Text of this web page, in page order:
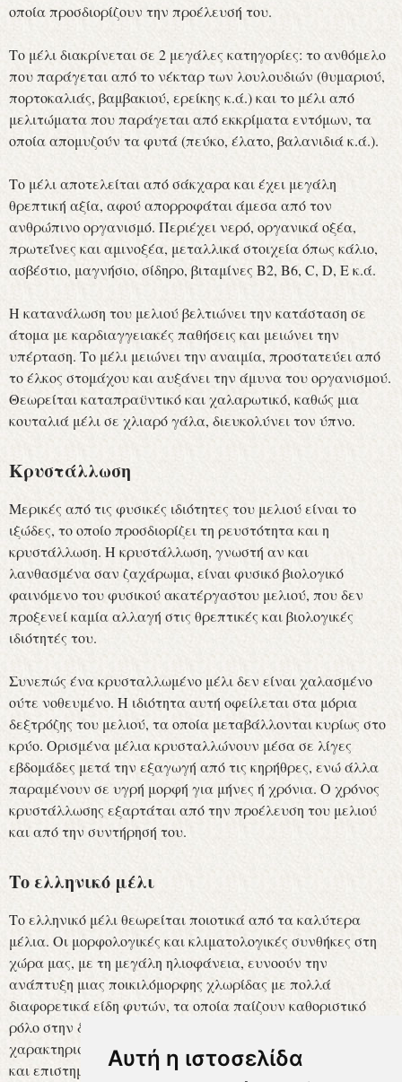
Αυτή η ιστοσελίδα
οποία προσδιορίζουν την προέλευσή του.
Το μέλι διακρίνεται σε 2 μεγάλες κατηγορίες: το ανθόμελο
που παράγεται από το νέκταρ των λουλουδιών (θυμαριού,
πορτοκαλιάς, βαμβακιού, ερείκης κ.ά.) και το μέλι από
μελιτώματα που παράγεται από εκκρίματα εντόμων, τα
οποία απομυζούν τα φυτά (πεύκο, έλατο, βαλανιδιά κ.ά.).
Το μέλι αποτελείται από σάκχαρα και έχει μεγάλη
θρεπτική αξία, αφού απορροφάται άμεσα από τον
ανθρώπινο οργανισμό. Περιέχει νερό, οργανικά οξέα,
πρωτεΐνες και αμινοξέα, μεταλλικά στοιχεία όπως κάλιο,
ασβέστιο, μαγνήσιο, σίδηρο, βιταμίνες Β2, Β6, C, D, E κ.ά.
Η κατανάλωση του μελιού βελτιώνει την κατάσταση σε
άτομα με καρδιαγγειακές παθήσεις και μειώνει την
υπέρταση. Το μέλι μειώνει την αναιμία, προστατεύει από
το έλκος στομάχου και αυξάνει την άμυνα του οργανισμού.
Θεωρείται καταπραϋντικό και χαλαρωτικό, καθώς μια
κουταλιά μέλι σε χλιαρό γάλα, διευκολύνει τον ύπνο.
Κρυστάλλωση
Μερικές από τις φυσικές ιδιότητες του μελιού είναι το
ιξώδες, το οποίο προσδιορίζει τη ρευστότητα και η
κρυστάλλωση. Η κρυστάλλωση, γνωστή αν και
λανθασμένα σαν ζαχάρωμα, είναι φυσικό βιολογικό
φαινόμενο του φυσικού ακατέργαστου μελιού, που δεν
προξενεί καμία αλλαγή στις θρεπτικές και βιολογικές
ιδιότητές του.
Συνεπώς ένα κρυσταλλωμένο μέλι δεν είναι χαλασμένο
ούτε νοθευμένο. Η ιδιότητα αυτή οφείλεται στα μόρια
δεξτρόζης του μελιού, τα οποία μεταβάλλονται κυρίως στο
κρύο. Ορισμένα μέλια κρυσταλλώνουν μέσα σε λίγες
εβδομάδες μετά την εξαγωγή από τις κηρήθρες, ενώ άλλα
παραμένουν σε υγρή μορφή για μήνες ή χρόνια. Ο χρόνος
κρυστάλλωσης εξαρτάται από την προέλευση του μελιού
και από την συντήρησή του.
Το ελληνικό μέλι
Το ελληνικό μέλι θεωρείται ποιοτικά από τα καλύτερα
μέλια. Οι μορφολογικές και κλιματολογικές συνθήκες στη
χώρα μας, με τη μεγάλη ηλιοφάνεια, ευνοούν την
ανάπτυξη μιας ποικιλόμορφης χλωρίδας με πολλά
διαφορετικά είδη φυτών, τα οποία παίζουν καθοριστικό
ρόλο στην διαμόρφωση των ιδιαίτερων οργανοληπτικών
χαρακτηριστικών του μελιού, τα οποία έχουν τεκμηριωθεί
και επιστημονικά.